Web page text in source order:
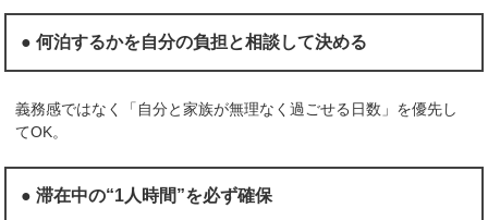
● 何泊するかを自分の負担と相談して決める
義務感ではなく「自分と家族が無理なく過ごせる日数」を優先し
てOK。
● 滞在中の“1人時間”を必ず確保